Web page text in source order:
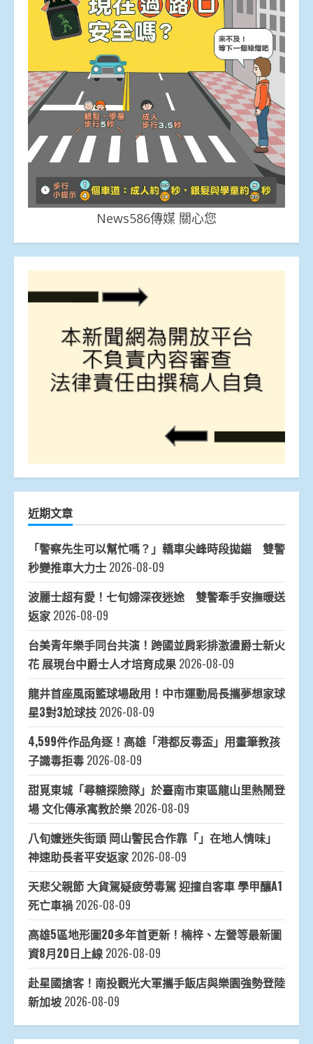
News586傳媒 關心您
近期文章
「警察先生可以幫忙嗎？」轎車尖峰時段拋錨 雙警
秒變推車大力士 2026-08-09
波麗士超有愛！七旬婦深夜迷途 雙警牽手安撫暖送
返家 2026-08-09
台美青年樂手同台共演！跨國並肩彩排激盪爵士新火
花 展現台中爵士人才培育成果 2026-08-09
龍井首座風雨籃球場啟用！中市運動局長攜夢想家球
星3對3尬球技 2026-08-09
4,599件作品角逐！高雄「港都反毒盃」用畫筆教孩
子識毒拒毒 2026-08-09
甜覓東城「尋糖探險隊」於臺南市東區龍山里熱鬧登
場 文化傳承寓教於樂 2026-08-09
八旬嬤迷失街頭 岡山警民合作靠「」在地人情味」
神速助長者平安返家 2026-08-09
天悲父親節 大貨駕疑疲勞毒駕 迎撞自客車 學甲釀A1
死亡車禍 2026-08-09
高雄5區地形圖20多年首更新！楠梓、左營等最新圖
資8月20日上線 2026-08-09
赴星國搶客！南投觀光大軍攜手飯店與樂園強勢登陸
新加坡 2026-08-09